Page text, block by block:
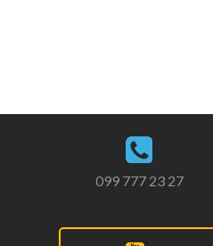
099 777 23 27